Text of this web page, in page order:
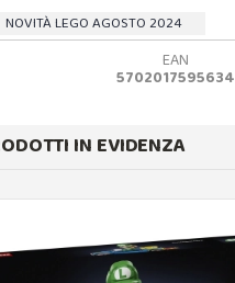
NOVITÀ LEGO AGOSTO 2024
EAN
5702017595634
IN EVIDENZA